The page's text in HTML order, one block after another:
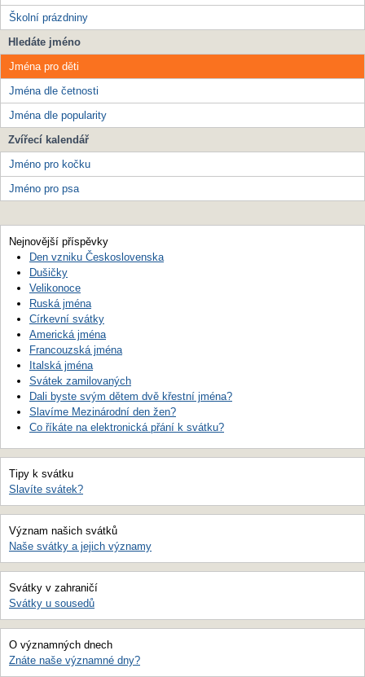
Školní prázdniny
Hledáte jméno
Jména pro děti
Jména dle četnosti
Jména dle popularity
Zvířecí kalendář
Jméno pro kočku
Jméno pro psa
Nejnovější příspěvky
Den vzniku Československa
Dušičky
Velikonoce
Ruská jména
Církevní svátky
Americká jména
Francouzská jména
Italská jména
Svátek zamilovaných
Dali byste svým dětem dvě křestní jména?
Slavíme Mezinárodní den žen?
Co říkáte na elektronická přání k svátku?
Tipy k svátku
Slavíte svátek?
Význam našich svátků
Naše svátky a jejich významy
Svátky v zahraničí
Svátky u sousedů
O významných dnech
Znáte naše významné dny?